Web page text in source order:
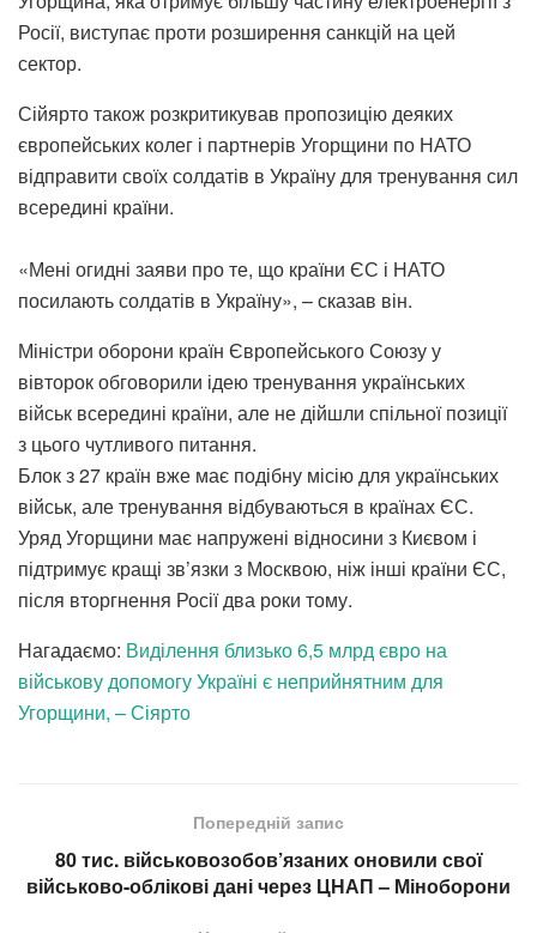
Росії, виступає проти розширення санкцій на цей
сектор.
Сійярто також розкритикував пропозицію деяких
європейських колег і партнерів Угорщини по НАТО
відправити своїх солдатів в Україну для тренування сил
всередині країни.
«Мені огидні заяви про те, що країни ЄС і НАТО
посилають солдатів в Україну», – сказав він.
Міністри оборони країн Європейського Союзу у
вівторок обговорили ідею тренування українських
військ всередині країни, але не дійшли спільної позиції
з цього чутливого питання.
Блок з 27 країн вже має подібну місію для українських
військ, але тренування відбуваються в країнах ЄС.
Уряд Угорщини має напружені відносини з Києвом і
підтримує кращі зв’язки з Москвою, ніж інші країни ЄС,
після вторгнення Росії два роки тому.
Нагадаємо: Виділення близько 6,5 млрд євро на
військову допомогу Україні є неприйнятним для
Угорщини, – Сіярто
Попередній запис
80 тис. військовозобов’язаних оновили свої
військово-облікові дані через ЦНАП – Міноборони